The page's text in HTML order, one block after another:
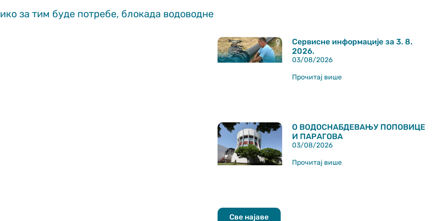
Сервисне информације за 3. 8.
2026.
03/08/2026
Прочитај више
О ВОДОСНАБДЕВАЊУ ПОПОВИЦЕ
И ПАРАГОВА
03/08/2026
Прочитај више
Све најаве
за тим буде потребе, блокада водоводне